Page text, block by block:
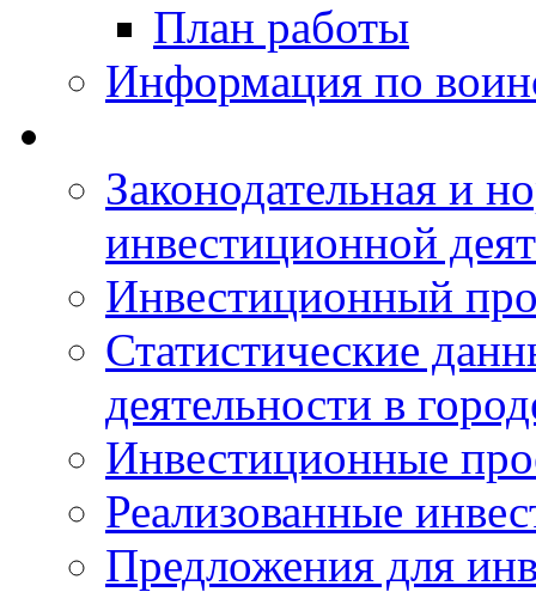
План работы
Информация по
Законодательная и
инвестиционной
Инвестиционный
Статистические
деятельности в
Инвестиционные
Реализованные
Предложения для